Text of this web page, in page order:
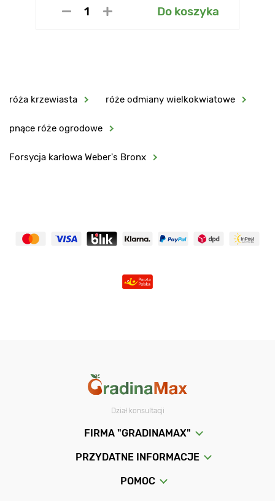
Do koszyka
róża krzewiasta róże odmiany wielkokwiatowe
pnące róże ogrodowe
Forsycja karłowa Weber's Bronx
Dział konsultacji
FIRMA "GRADINAMAX"
PRZYDATNE INFORMACJE
POMOC